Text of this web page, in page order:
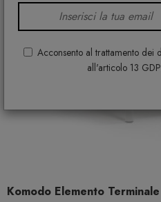
Acconsento al trattamento dei
all'articolo 13
Komodo Elemento